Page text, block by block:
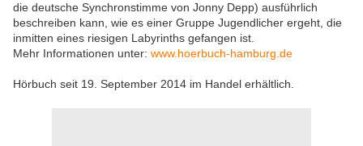
die deutsche Synchronstimme von Jonny Depp) ausführlich
beschreiben kann, wie es einer Gruppe Jugendlicher ergeht, die
inmitten eines riesigen Labyrinths gefangen ist.
Mehr Informationen unter: www.hoerbuch-hamburg.de
Hörbuch seit 19. September 2014 im Handel erhältlich.